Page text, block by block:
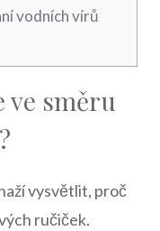
vodních vírů
ve směru
vysvětlit, proč
ručiček.